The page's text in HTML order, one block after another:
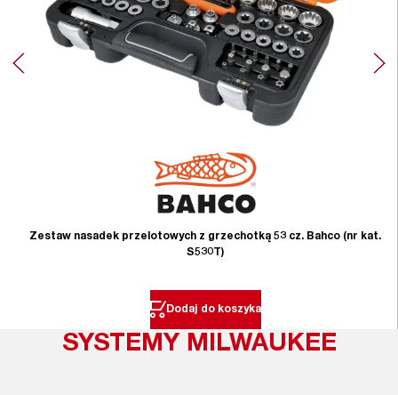
Zestaw nasadek przelotowych z grzechotką 53 cz. Bahco (nr kat.
S530T)
Dodaj do koszyka
SYSTEMY MILWAUKEE